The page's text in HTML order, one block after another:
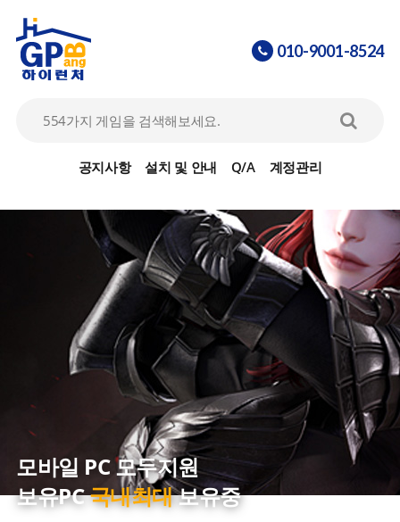
공지사항 설치 및 안내 Q/A 계정관리
010-9001-8524
모바일 PC 모두지원
보유PC국내최대보유중
07 아이온
리니지2
라그나로크 30% 할인 이벤트
바람의나라
FC온라인
메이플스토리
03 로스트아크